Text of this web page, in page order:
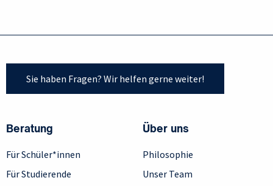
Sie haben Fragen? Wir helfen gerne weiter!
Beratung
Für Schüler*innen
Für Studierende
Über uns
Philosophie
Unser Team